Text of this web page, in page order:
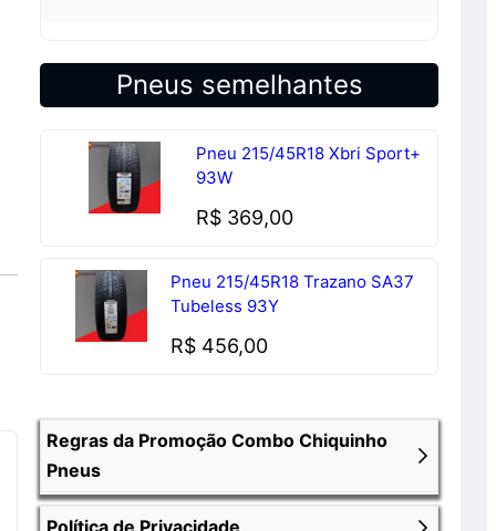
Pneus semelhantes
Pneu 215/45R18 Xbri Sport+
93W
R$ 369,00
Pneu 215/45R18 Trazano SA37
Tubeless 93Y
R$ 456,00
Regras da Promoção Combo Chiquinho
Pneus
Política de Privacidade